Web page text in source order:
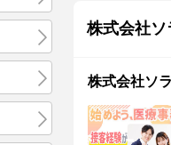
株式会社ソ
株式会社ソ